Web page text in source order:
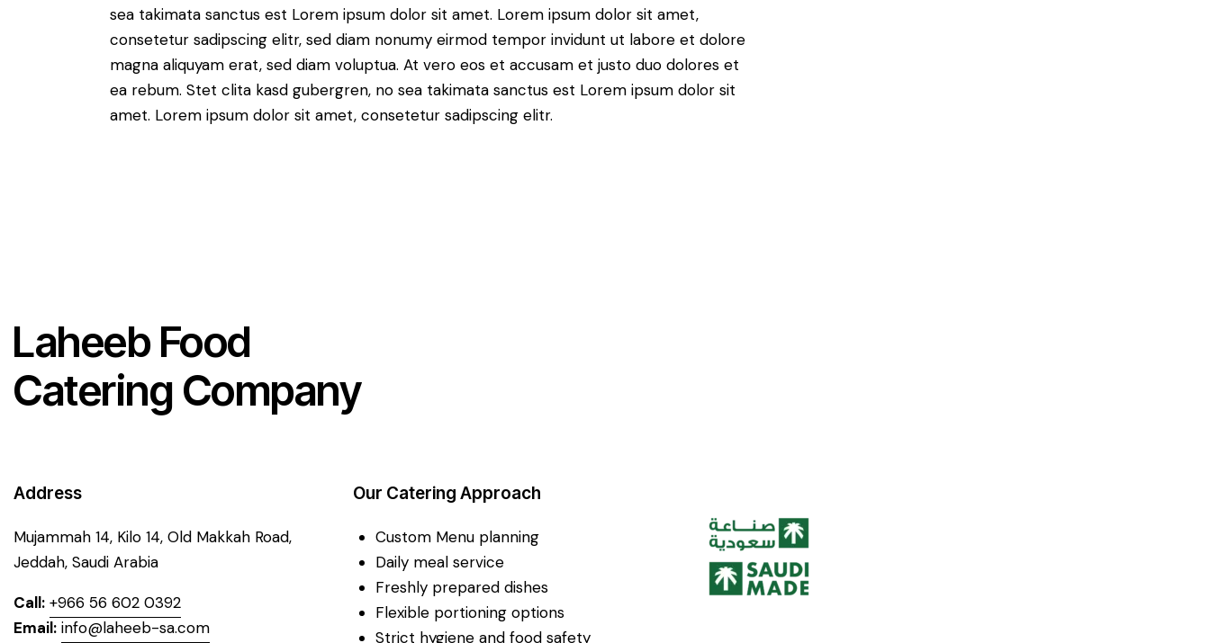
sea takimata sanctus est Lorem ipsum dolor sit amet. Lorem ipsum dolor sit amet,
consetetur sadipscing elitr, sed diam nonumy eirmod tempor invidunt ut labore et dolore
magna aliquyam erat, sed diam voluptua. At vero eos et accusam et justo duo dolores et
ea rebum. Stet clita kasd gubergren, no sea takimata sanctus est Lorem ipsum dolor sit
amet. Lorem ipsum dolor sit amet, consetetur sadipscing elitr.
Laheeb Food
Catering Company
Address
Mujammah 14, Kilo 14, Old Makkah Road,
Jeddah, Saudi Arabia
Call: +966 56 602 0392
Email: info@laheeb-sa.com
Our Catering Approach
Custom Menu planning
Daily meal service
Freshly prepared dishes
Flexible portioning options
Strict hygiene and food safety